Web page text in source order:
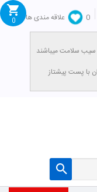
0
علاقه مندی ها
0